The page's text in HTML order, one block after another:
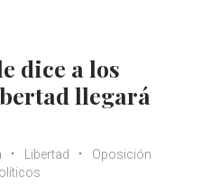
dice a los
llegará
Libertad
Oposición